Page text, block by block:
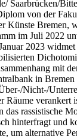
Saarbrücken/
von der
Künste Bremen,
im Juli 2022
2023
mit
in
Nicht-/
Räume verankert
das rassistische
hinterfragt und
um alternative